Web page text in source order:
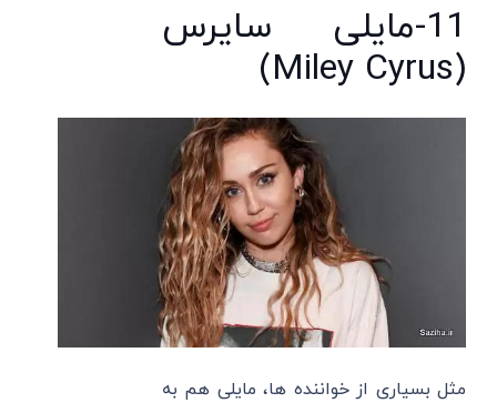
11-مایلی سایرس
(Miley Cyrus)
مثل بسیاری از خواننده ها، مایلی هم به